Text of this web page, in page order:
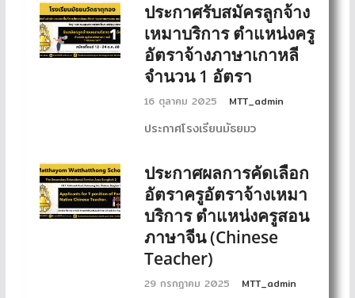
ประกาศรับสมัครลูกจ้าง
เหมาบริการ ตำแหน่งครู
อัตราจ้างภาษาเกาหลี
จำนวน 1 อัตรา
16 ตุลาคม 2025 MTT_admin
ประกาศโรงเรียนมัธยมว
ประกาศผลการคัดเลือก
อัตราครูอัตราจ้างเหมา
บริการ ตำแหน่งครูสอน
ภาษาจีน (Chinese
Teacher)
29 กรกฎาคม 2025 MTT_admin